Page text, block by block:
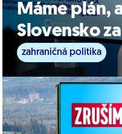
Máme plán,
Slovensko
zahraničná politika